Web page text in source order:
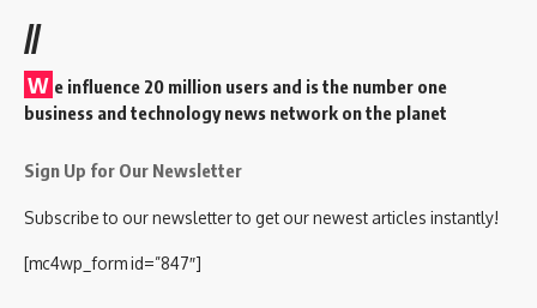
//
W e influence 20 million users and is the number one
business and technology news network on the planet
Sign Up for Our Newsletter
Subscribe to our newsletter to get our newest articles instantly!
[mc4wp_form id=”847″]